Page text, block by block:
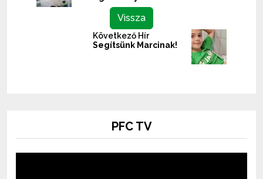
Vissza
Következő Hír
Segítsünk Marcinak!
PFC TV